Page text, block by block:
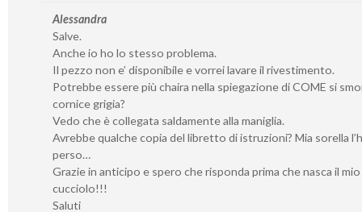
Alessandra
Salve.
Anche io ho lo stesso problema.
Il pezzo non e’ disponibile e vorrei lavare il rivestimento.
Potrebbe essere più chaira nella spiegazione di COME si
cornice grigia?
Vedo che è collegata saldamente alla maniglia.
Avrebbe qualche copia del libretto di istruzioni? Mia sorella
perso…
Grazie in anticipo e spero che risponda prima che nasca il mio
cucciolo!!!
Saluti